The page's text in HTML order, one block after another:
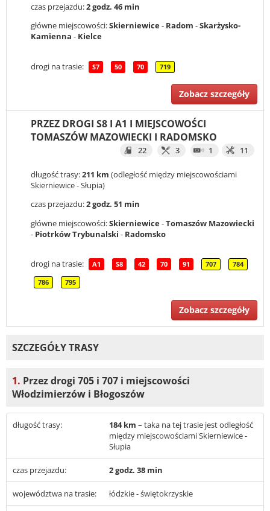
czas przejazdu:2 godz. 46 min
główne miejscowości:Skierniewice- Radom -Skarżysko-
Kamienna - Kielce
drogi na trasie: S7 50 70 719
Zobacz szczegóły
PRZEZ DROGI S8 I A1 I MIEJSCOWOŚCI
TOMASZÓW MAZOWIECKI I RADOMSKO
22 3 1 11
długość trasy:211 km (odległość między miejscowościami
Skierniewice - Słupia)
czas przejazdu:2 godz. 51 min
główne miejscowości:Skierniewice-Tomaszów Mazowiecki
- Piotrków Trybunalski - Radomsko
drogi na trasie: A1 S8 42 70 91 707 784
786 795
Zobacz szczegóły
SZCZEGÓŁY TRASY
1. Przez drogi 705 i 707 i miejscowości
Włodzimierzów i Błogoszów
długość trasy: 184 km – taka na tej trasie jest odległość
między miejscowościami Skierniewice -
Słupia
czas przejazdu: 2 godz. 38 min
województwa na trasie: łódzkie - świętokrzyskie